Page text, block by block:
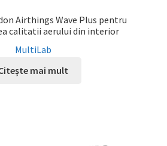
Airthings Wave Plus pentru
calitatii aerului din interior
MultiLab
mai mult